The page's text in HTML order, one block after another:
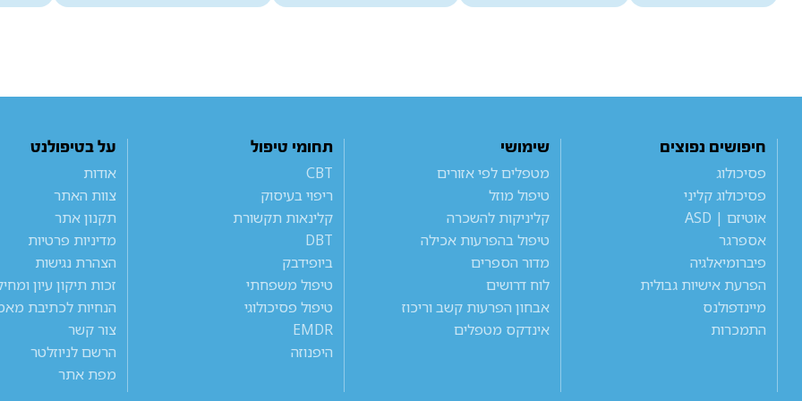
חיפושים נפוצים
פסיכולוג
פסיכולוג קליני
אוטיזם | ASD
אספרגר
פיברומיאלגיה
הפרעת אישיות גבולית
מיינדפולנס
התמכרות
שימושי
מטפלים לפי אזורים
טיפול מוזל
קליניקות להשכרה
טיפול בהפרעות אכילה
מדור הספרים
לוח דרושים
אבחון הפרעות קשב וריכוז
אינדקס מטפלים
תחומי טיפול
CBT
ריפוי בעיסוק
קלינאות תקשורת
DBT
ביופידבק
טיפול משפחתי
טיפול פסיכולוגי
EMDR
היפנוזה
על בטיפולנט
אודות
צוות האתר
תקנון אתר
מדיניות פרטיות
הצהרת נגישות
זכות תיקון עיון
הנחיות לכתיבת
צור קשר
הרשם לניוזלטר
מפת אתר